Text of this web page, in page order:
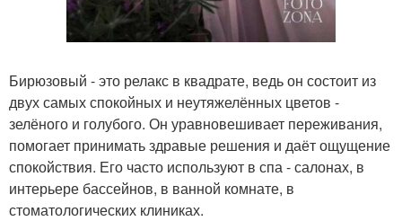
Бирюзовый - это релакс в квадрате, ведь он состоит из
двух самых спокойных и неутяжелённых цветов -
зелёного и голубого. Он уравновешивает переживания,
помогает принимать здравые решения и даёт ощущение
спокойствия. Его часто используют в спа - салонах, в
интерьере бассейнов, в ванной комнате, в
стоматологических клиниках.